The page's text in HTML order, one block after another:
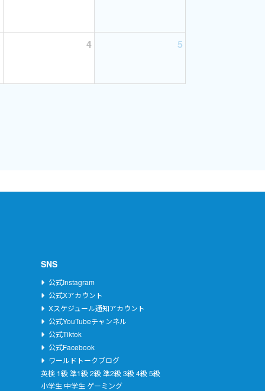
4 5
SNS
公式Instagram
公式Xアカウント
Xスケジュール通知アカウント
公式YouTubeチャンネル
公式Tiktok
公式Facebook
ワールドトークブログ
英検 1級 準1級 2級 準2級 3級 4級 5級
小学生 中学生 ゲーミング